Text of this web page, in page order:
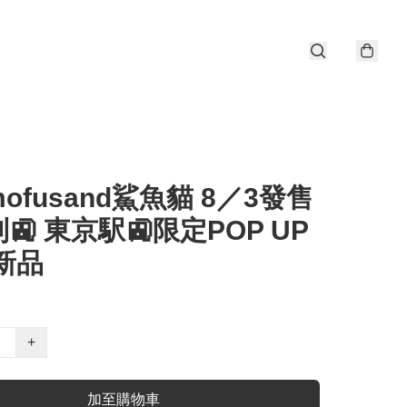
鯊魚貓 8／3發售
🚉 東京駅🚉限定POP UP
品
+
加至購物車